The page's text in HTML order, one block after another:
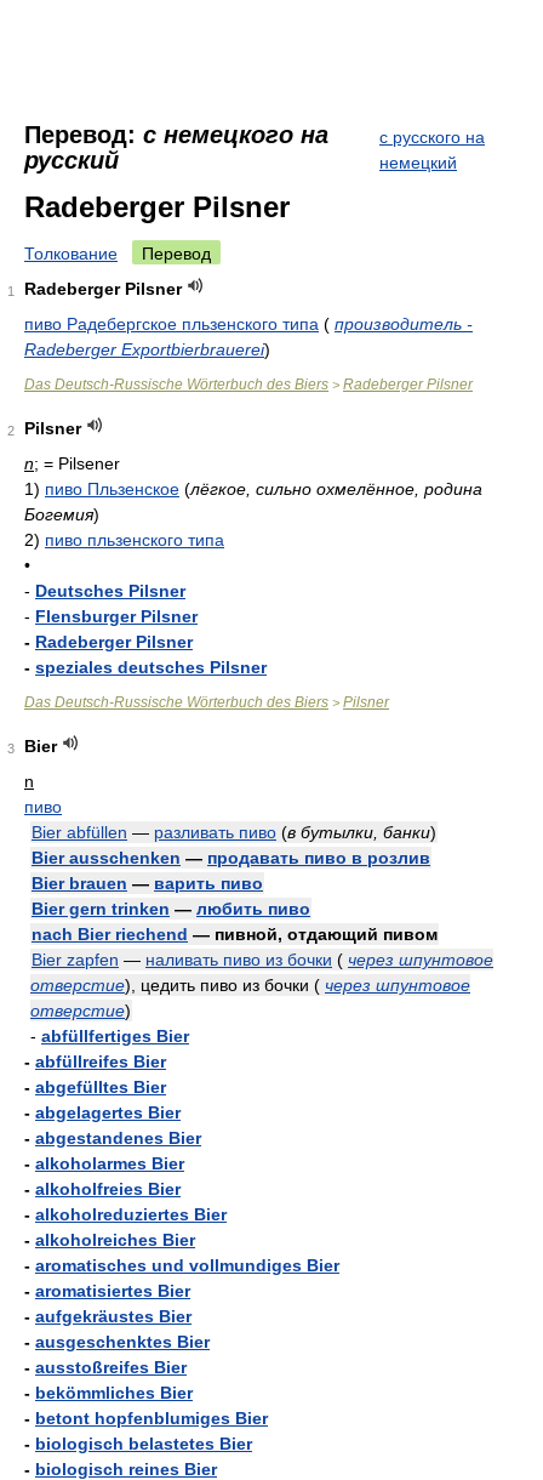
Перевод: с немецкого на
русский
с русского на
немецкий
Radeberger Pilsner
Толкование Перевод
1
Radeberger Pilsner
пиво Радебергское пльзенского типа ( производитель -
Radeberger Exportbierbrauerei)
Das Deutsch-Russische Wörterbuch des Biers > Radeberger Pilsner
2
Pilsner
n; = Pilsener
1) пиво Пльзенское (лёгкое, сильно охмелённое, родина
Богемия)
2) пиво пльзенского типа
•
- Deutsches Pilsner
- Flensburger Pilsner
- Radeberger Pilsner
- speziales deutsches Pilsner
Das Deutsch-Russische Wörterbuch des Biers > Pilsner
3
Bier
n
пиво
Bier abfüllen — разливать пиво (в бутылки, банки)
Bier ausschenken — продавать пиво в розлив
Bier brauen — варить пиво
Bier gern trinken — любить пиво
nach Bier riechend — пивной, отдающий пивом
Bier zapfen — наливать пиво из бочки ( через шпунтовое
отверстие) , цедить пиво из бочки ( через шпунтовое
отверстие)
- abfüllfertiges Bier
- abfüllreifes Bier
- abgefülltes Bier
- abgelagertes Bier
- abgestandenes Bier
- alkoholarmes Bier
- alkoholfreies Bier
- alkoholreduziertes Bier
- alkoholreiches Bier
- aromatisches und vollmundiges Bier
- aromatisiertes Bier
- aufgekräustes Bier
- ausgeschenktes Bier
- ausstoßreifes Bier
- bekömmliches Bier
- betont hopfenblumiges Bier
- biologisch belastetes Bier
- biologisch reines Bier